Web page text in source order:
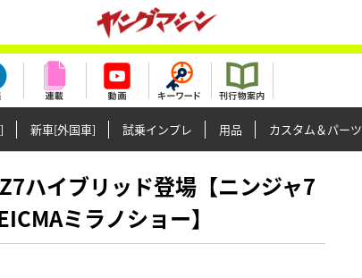
新車[外国車] 試乗インプレ 用品 カスタム＆パーツ
ハイブリッド登場【ニンジャ7
ミラノショー】